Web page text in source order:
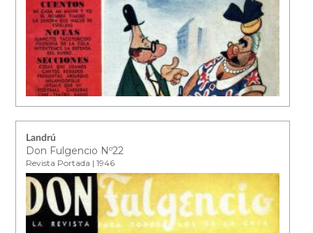
Landrú
Don Fulgencio Nº22
Revista Portada | 1946